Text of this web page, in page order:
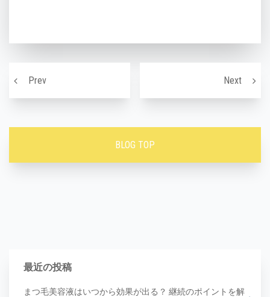
Prev
くすみ肌ってどんな肌の状態？ Next肌は
BLOG TOP
最近の投稿
まつ毛美容液はいつから効果が出る？ 継続のポイントを解